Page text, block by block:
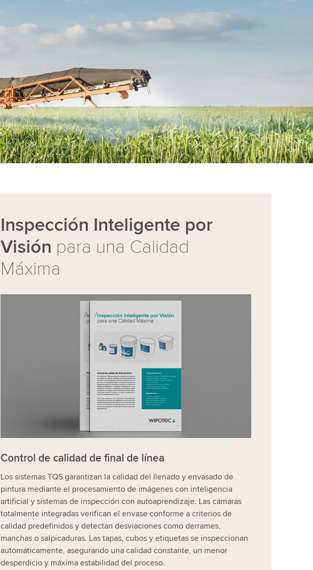
Inspección Inteligente por
Visión para una Calidad
Máxima
Control de calidad de final de línea
Los sistemas TQS garantizan la calidad del llenado y envasado de
pintura mediante el procesamiento de imágenes con inteligencia
artificial y sistemas de inspección con autoaprendizaje. Las cámaras
totalmente integradas verifican el envase conforme a criterios de
calidad predefinidos y detectan desviaciones como derrames,
manchas o salpicaduras. Las tapas, cubos y etiquetas se inspeccionan
automáticamente, asegurando una calidad constante, un menor
desperdicio y máxima estabilidad del proceso.